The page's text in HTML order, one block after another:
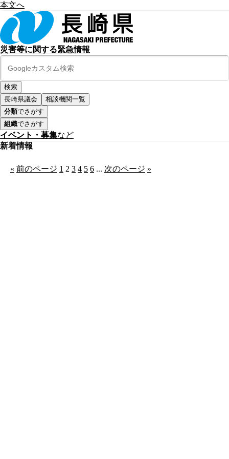
本文へ
災害等に関する緊急情報
長崎県議会
相談機関一覧
分類でさがす
組織でさがす
イベント・募集など
新着情報
« 前のページ 1 2 3 4 5 6 ... 次のページ »